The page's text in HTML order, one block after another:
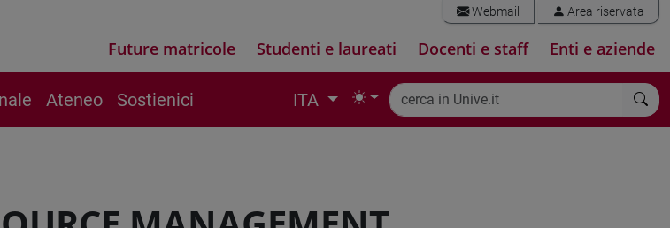
Webmail Area riservata
Future matricole Studenti e laureati Docenti e staff Enti e aziende
Ateneo Sostienici ITA